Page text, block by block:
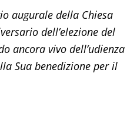
augurale della Chiesa
dell’elezione del
ancora vivo dell’udienza
Sua benedizione per il